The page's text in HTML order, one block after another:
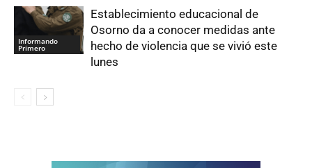
Informando
Primero
Establecimiento educacional de
Osorno da a conocer medidas ante
hecho de violencia que se vivió este
lunes